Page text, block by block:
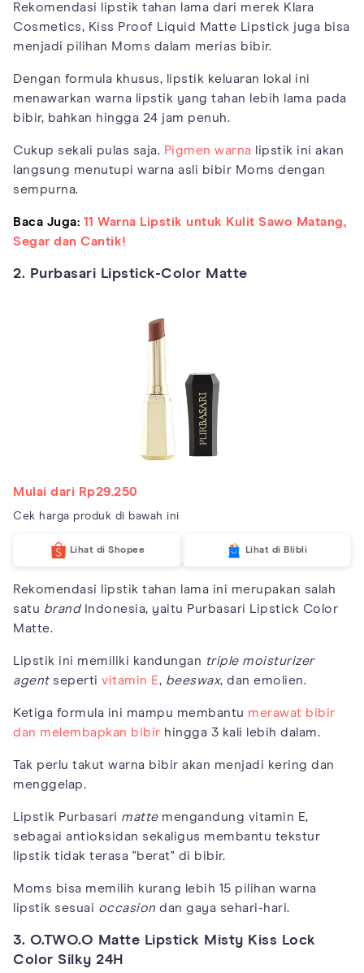
Rekomendasi lipstik tahan lama dari merek Klara
Cosmetics, Kiss Proof Liquid Matte Lipstick juga bisa
menjadi pilihan Moms dalam merias bibir.
Dengan formula khusus, lipstik keluaran lokal ini
menawarkan warna lipstik yang tahan lebih lama pada
bibir, bahkan hingga 24 jam penuh.
Cukup sekali pulas saja. Pigmen warna lipstik ini akan
langsung menutupi warna asli bibir Moms dengan
sempurna.
Baca Juga: 11 Warna Lipstik untuk Kulit Sawo Matang,
Segar dan Cantik!
2. Purbasari Lipstick-Color Matte
Mulai dari Rp29.250
Cek harga produk di bawah ini
Lihat di Shopee Lihat di Blibli
Rekomendasi lipstik tahan lama ini merupakan salah
satu brandIndonesia, yaitu Purbasari Lipstick Color
Matte.
Lipstik ini memiliki kandungan triple moisturizer
agentseperti vitamin E, beeswax, dan emolien.
Ketiga formula ini mampu membantu merawat bibir
dan melembapkan bibir hingga 3 kali lebih dalam.
Tak perlu takut warna bibir akan menjadi kering dan
menggelap.
Lipstik Purbasari mattemengandung vitamin E,
sebagai antioksidan sekaligus membantu tekstur
lipstik tidak terasa "berat" di bibir.
Moms bisa memilih kurang lebih 15 pilihan warna
lipstik sesuai occasion dan gaya sehari-hari.
3. O.TWO.O Matte Lipstick Misty Kiss Lock
Color Silky 24H